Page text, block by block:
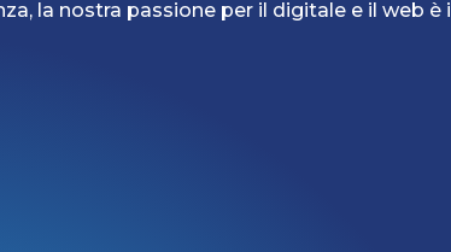
la nostra passione per il digitale e il web